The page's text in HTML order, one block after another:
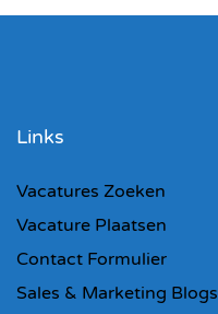
Links
Vacatures Zoeken
Vacature Plaatsen
Contact Formulier
Sales & Marketing Blogs